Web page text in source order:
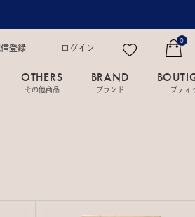
登録 ログイン
0
OTHERS
その他商品
BRAND
ブランド ブティ